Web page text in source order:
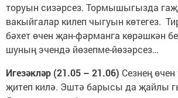
торуын сизәрсез. Тормышыгызда
вакыйгалар килеп чыгуын көтегез.
бәхет өчен җан-фәрманга көрәшкән
шуның эчендә йөзепме-йөзәрсез…
Игезәкләр (21.05 – 21.06) Сезнең
җитеп килә. Эштә барысы да җайлы